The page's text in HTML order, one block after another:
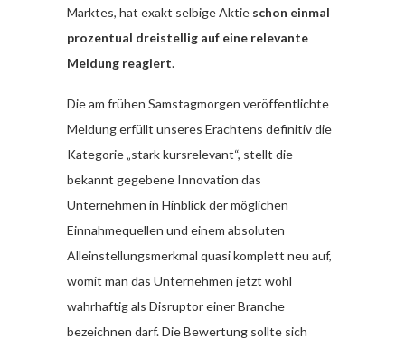
Marktes, hat exakt selbige Aktie schon einmal
prozentual dreistellig auf eine relevante
Meldung reagiert.
Die am frühen Samstagmorgen veröffentlichte
Meldung erfüllt unseres Erachtens definitiv die
Kategorie „stark kursrelevant“, stellt die
bekannt gegebene Innovation das
Unternehmen in Hinblick der möglichen
Einnahmequellen und einem absoluten
Alleinstellungsmerkmal quasi komplett neu auf,
womit man das Unternehmen jetzt wohl
wahrhaftig als Disruptor einer Branche
bezeichnen darf. Die Bewertung sollte sich